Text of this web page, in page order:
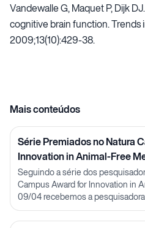
Vandewalle G, Maquet P, Dijk
cognitive brain function. Trends
2009;13(10):429-38.
Mais conteúdos
Série Premiados no Natura
Innovation in Animal-Free
Lorena Neves
Seguindo a série dos
Campus Award for Innovation in
09/04 recebemos a